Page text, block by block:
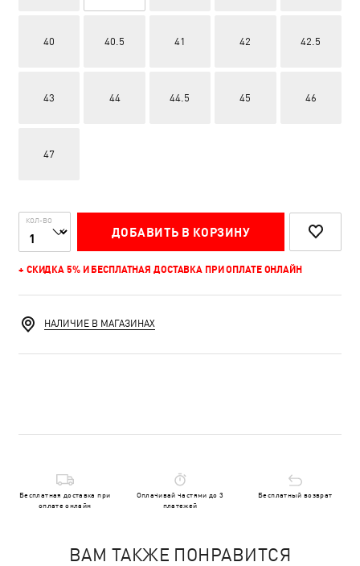
40 40.5 41 42 42.5
43 44 44.5 45 46
47
КОЛ-ВО
ДОБАВИТЬ В КОРЗИНУ
+ СКИДКА 5% И БЕСПЛАТНАЯ ДОСТАВКА ПРИ ОПЛАТЕ ОНЛАЙН
НАЛИЧИЕ В МАГАЗИНАХ
Бесплатная доставка при
оплате онлайн
Оплачивай частями до 3
платежей
Бесплатный возврат
ВАМ ТАКЖЕ ПОНРАВИТСЯ